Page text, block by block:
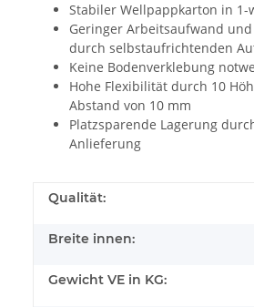
Stabiler Wellpappkarton in
Geringer Arbeitsaufwand
durch selbstaufrichtenden
Keine Bodenverklebung
Hohe Flexibilität durch 10
Abstand von 10 mm
Platzsparende Lagerung
Anlieferung
Qualität:
Breite innen:
Gewicht VE in KG: